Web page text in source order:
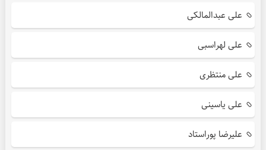
علی عبدالمالکی
علی لهراسبی
علی منتظری
علی یاسینی
علیرضا پوراستاد